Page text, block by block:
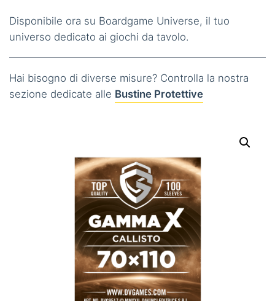
Disponibile ora su Boardgame Universe, il tuo
universo dedicato ai giochi da tavolo.
Hai bisogno di diverse misure? Controlla la nostra
sezione dedicate alle Bustine Protettive